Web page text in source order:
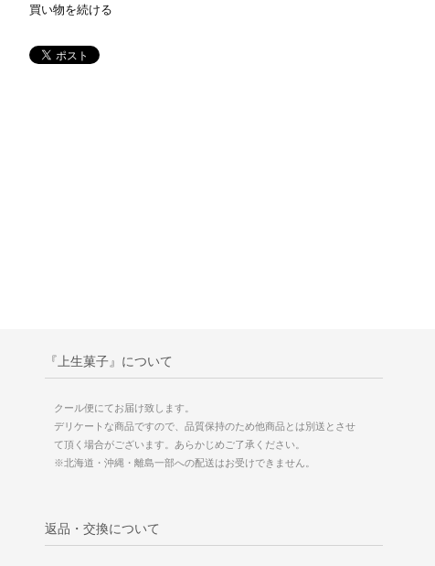
買い物を続ける
『上生菓子』について
クール便にてお届け致します。
デリケートな商品ですので、品質保持のため他商品とは別送とさせ
て頂く場合がございます。あらかじめご了承ください。
※北海道・沖縄・離島一部への配送はお受けできません。
返品・交換について